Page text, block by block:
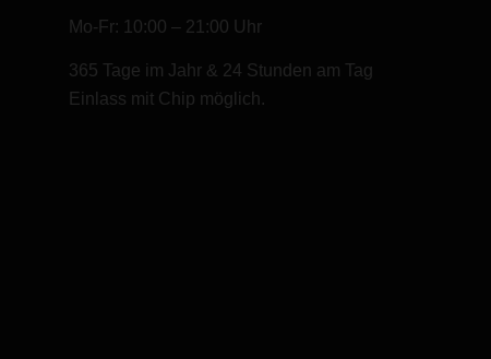
Mo-Fr: 10:00 – 21:00 Uhr
365 Tage im Jahr & 24 Stunden am Tag
Einlass mit Chip möglich.